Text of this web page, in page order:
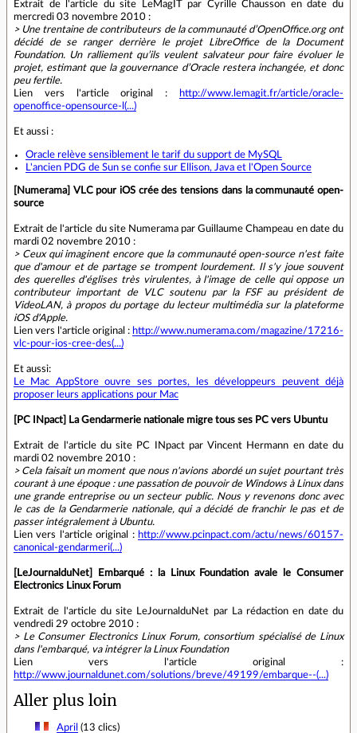
Extrait de l'article du site LeMagIT par Cyrille Chausson en date du
mercredi 03 novembre 2010 :
> Une trentaine de contributeurs de la communauté d’OpenOffice.org ont
décidé de se ranger derrière le projet LibreOffice de la Document
Foundation. Un ralliement qu’ils veulent salvateur pour faire évoluer le
projet, estimant que la gouvernance d’Oracle restera inchangée, et donc
peu fertile.
Lien vers l'article original :
http://www.lemagit.fr/article/oracle-
openoffice-opensource-l(...)
Et aussi :
Oracle relève sensiblement le tarif du support de MySQL
L'ancien PDG de Sun se confie sur Ellison, Java et l'Open Source
[Numerama] VLC pour iOS crée des tensions dans la communauté open-
source
Extrait de l'article du site Numerama par Guillaume Champeau en date du
mardi 02 novembre 2010 :
> Ceux qui imaginent encore que la communauté open-source n'est faite
que d'amour et de partage se trompent lourdement. Il s'y joue souvent
des querelles d'églises très virulentes, à l'image de celle qui oppose un
contributeur important de VLC soutenu par la FSF au président de
VideoLAN, à propos du portage du lecteur multimédia sur la plateforme
iOS d'Apple.
Lien vers l'article original : http://www.numerama.com/magazine/17216-
vlc-pour-ios-cree-des(...)
Et aussi:
Le Mac AppStore ouvre ses portes, les développeurs peuvent déjà
proposer leurs applications pour Mac
[PC INpact] La Gendarmerie nationale migre tous ses PC vers Ubuntu
Extrait de l'article du site PC INpact par Vincent Hermann en date du
mardi 02 novembre 2010 :
> Cela faisait un moment que nous n'avions abordé un sujet pourtant très
courant à une époque : une passation de pouvoir de Windows à Linux dans
une grande entreprise ou un secteur public. Nous y revenons donc avec
le cas de la Gendarmerie nationale, qui a décidé de franchir le pas et de
passer intégralement à Ubuntu.
Lien vers l'article original : http://www.pcinpact.com/actu/news/60157-
canonical-gendarmeri(...)
[LeJournalduNet] Embarqué : la Linux Foundation avale le Consumer
Electronics Linux Forum
Extrait de l'article du site LeJournalduNet par La rédaction en date du
vendredi 29 octobre 2010 :
> Le Consumer Electronics Linux Forum, consortium spécialisé de Linux
dans l'embarqué, va intégrer la Linux Foundation
Lien vers l'article original :
http://www.journaldunet.com/solutions/breve/49199/embarque--(...)
Aller plus loin
April (13 clics)